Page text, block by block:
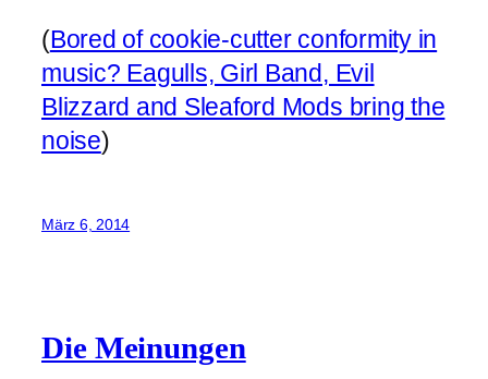
(Bored of cookie-cutter conformity in
music? Eagulls, Girl Band, Evil
Blizzard and Sleaford Mods bring the
noise)
März 6, 2014
Die Meinungen